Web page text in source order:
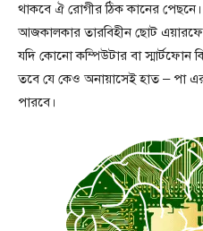
থাকবে ঐ রোগীর ঠিক কানের
আজকালকার তারবিহীন ছোট
যদি কোনো কম্পিউটার বা স্মার্টফোন
তবে যে কেও অনায়াসেই হাত – পা এর
পারবে।